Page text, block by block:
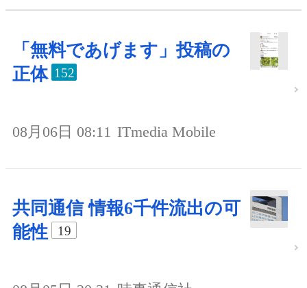
「無料であげます」投稿の
正体 152
08月06日 08:11 ITmedia Mobile
共同通信 情報6千件流出の可
能性
19